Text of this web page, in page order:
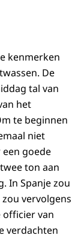
kenmerken
De
tal van
het
te beginnen
niet
goede
ton aan
In Spanje zou
vervolgens
officier van
verdachten